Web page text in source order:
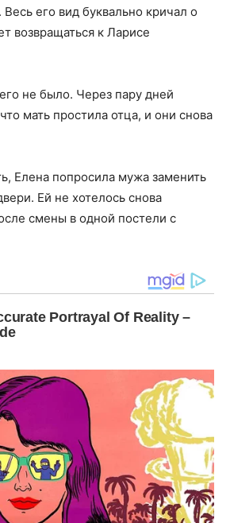
его вид буквально кричал о
возвращаться к Ларисе
не было. Через пару дней
мать простила отца, и они снова
Елена попросила мужа заменить
Ей не хотелось снова
смены в одной постели с